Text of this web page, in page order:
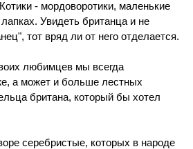
- мордоворотики, маленькие
Увидеть британца и не
тот вряд ли от него отделается.
любимцев мы всегда
а может и больше лестных
британа, который бы хотел
серебристые, которых в народе